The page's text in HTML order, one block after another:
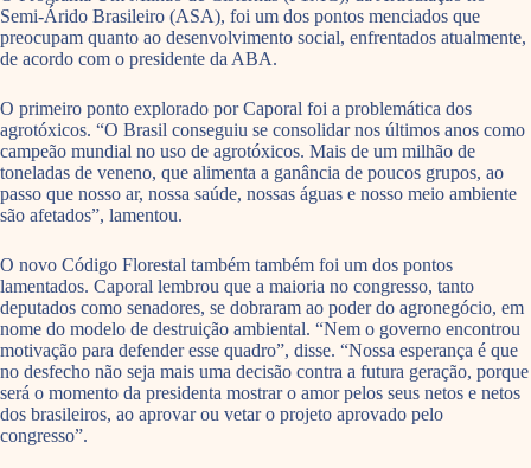
Semi-Árido Brasileiro (ASA), foi um dos pontos menciados que
preocupam quanto ao desenvolvimento social, enfrentados atualmente,
de acordo com o presidente da ABA.
O primeiro ponto explorado por Caporal foi a problemática dos
agrotóxicos. “O Brasil conseguiu se consolidar nos últimos anos como
campeão mundial no uso de agrotóxicos. Mais de um milhão de
toneladas de veneno, que alimenta a ganância de poucos grupos, ao
passo que nosso ar, nossa saúde, nossas águas e nosso meio ambiente
são afetados”, lamentou.
O novo Código Florestal também também foi um dos pontos
lamentados. Caporal lembrou que a maioria no congresso, tanto
deputados como senadores, se dobraram ao poder do agronegócio, em
nome do modelo de destruição ambiental. “Nem o governo encontrou
motivação para defender esse quadro”, disse. “Nossa esperança é que
no desfecho não seja mais uma decisão contra a futura geração, porque
será o momento da presidenta mostrar o amor pelos seus netos e netos
dos brasileiros, ao aprovar ou vetar o projeto aprovado pelo
congresso”.